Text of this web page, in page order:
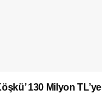
130 Milyon TL’ye